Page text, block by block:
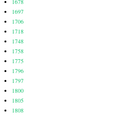
1697
1706
1718
1748
1758
1775
1796
1797
1800
1805
1808